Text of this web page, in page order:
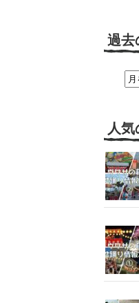
過去
人